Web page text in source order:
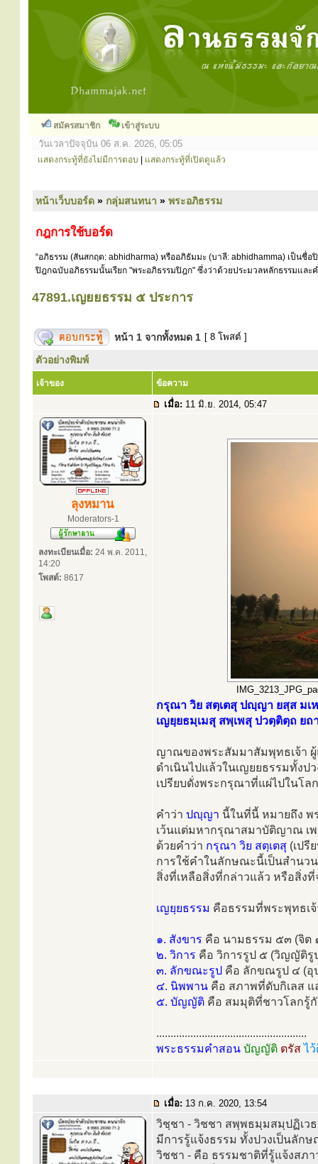
สมัครสมาชิก เข้าสู่ระบบ
วันเวลาปัจจุบัน 06 ส.ค. 2026, 05:05
แสดงกระทู้ที่ยังไม่มีการตอบ แสดงกระทู้ที่เปิดดูแล้ว
หน้าเว็บบอร์ด » กลุ่มสนทนา » พระอภิธรรม
กฎการใช้บอร์ด
“อภิธรรม (สันสกฤต: abhidharma) หรืออภิธัมมะ (บาลี: abhidhamma) เป็น
ปิฎกฉบับอภิธรรมนั้นเรียก "พระอภิธรรมปิฎก" ซึ่งว่าด้วยประมวลหลักธรรมแล
47891.เญยยธรรม ๕ ประการ
หน้า 1 จากทั้งหมด 1 [ 8 โพสต์ ]
ตัวอย่างพิมพ์
เจ้าของ ข้อความ
เมื่อ: 11 มิ.ย. 2014, 05:47
ลุงหมาน
Moderators-1
ลงทะเบียนเมื่อ: 24 พ.ค. 2011,
14:20
โพสต์: 8617
กรุณา วิย สตฺเตสุ ปญฺญา ยสฺส มเ
เญยฺยธมฺเมสุ สพฺเพสุ ปวตฺติตฺถ ยถ
ญาณของพระสัมมาสัมพุทธเจ้า
ดำเนินไปแล้วในเญยยธรรมทั้งป
เปรียบดั่งพระกรุณาที่แผ่ไปในโลก
คำว่า ปญฺญา นี้ในที่นี้ หมายถึง
เว้นแต่มหากรุณาสมาบัติญาณ เ
ด้วยคำว่า กรุณา วิย สตฺเตสุ (เปรี
การใช้คำในลักษณะนี้เป็นสำนว
สิ่งที่เหลือสิ่งที่กล่าวแล้ว หรือสิ่ง
เญยฺยธรรม คือธรรมที่พระพุทธเ
๑. สังขาร คือ นามธรรม ๕๓ (จิต
๒. วิการ คือ วิการรูป ๕ (วิญญัติ
๓. ลักขณะรูป คือ ลักขณรูป ๔ (อุ
๔. นิพพาน คือ สภาพที่ดับกิเลส
๕. บัญญัติ คือ สมมุติที่ชาวโลกรู้
.....................................................
พระธรรมคำสอน บัญญัติ ตรัสไ
เมื่อ: 13 ก.ค. 2020, 13:54
วิชฺชา - วิชชา สพฺพธมฺมสมฺปฏิเว
มีการรู้แจ้งธรรม ทั้งปวงเป็นลัก
วิชชา - คือ ธรรมชาติที่รู้แจ้งสภา